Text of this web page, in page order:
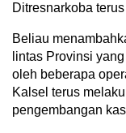
Ditresnarkoba
Beliau
lintas Provinsi
oleh beberapa
Kalsel terus
pengembangan